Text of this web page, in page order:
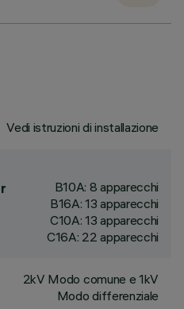
Vedi istruzioni di installazione
B10A: 8 apparecchi
B16A: 13 apparecchi
C10A: 13 apparecchi
C16A: 22 apparecchi
2kV Modo comune e 1kV
Modo differenziale